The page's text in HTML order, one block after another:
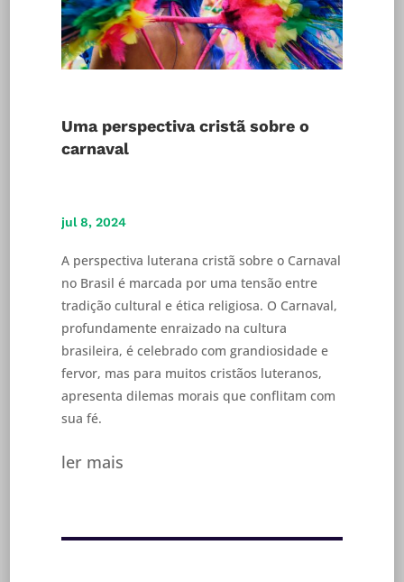
Uma perspectiva cristã sobre o
carnaval
jul 8, 2024
A perspectiva luterana cristã sobre o Carnaval
no Brasil é marcada por uma tensão entre
tradição cultural e ética religiosa. O Carnaval,
profundamente enraizado na cultura
brasileira, é celebrado com grandiosidade e
fervor, mas para muitos cristãos luteranos,
apresenta dilemas morais que conflitam com
sua fé.
ler mais